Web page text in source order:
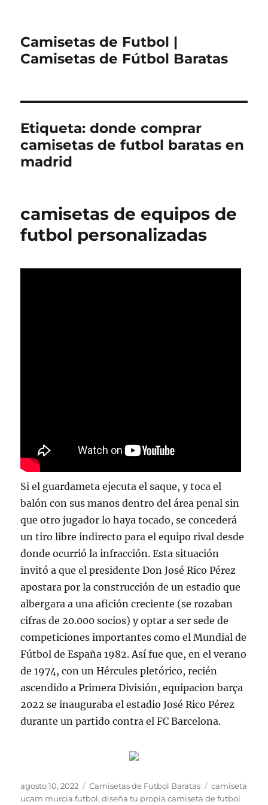
Camisetas de Futbol |
Camisetas de Fútbol Baratas
Etiqueta:donde comprar
camisetas de futbol baratas en
madrid
camisetas de equipos de
futbol personalizadas
Si el guardameta ejecuta el saque, y toca el
balón con sus manos dentro del área penal sin
que otro jugador lo haya tocado, se concederá
un tiro libre indirecto para el equipo rival desde
donde ocurrió la infracción. Esta situación
invitó a que el presidente Don José Rico Pérez
apostara por la construcción de un estadio que
albergara a una afición creciente (se rozaban
cifras de 20.000 socios) y optar a ser sede de
competiciones importantes como el Mundial de
Fútbol de España 1982. Así fue que, en el verano
de 1974, con un Hércules pletórico, recién
ascendido a Primera División, equipacion barça
2022 se inauguraba el estadio José Rico Pérez
durante un partido contra el FC Barcelona.
Publicado
el
agosto 10, 2022 Categorías
Camisetas de Futbol Baratas Etiquetas
camiseta
ucam murcia futbol,diseña tu propia camiseta de futbol